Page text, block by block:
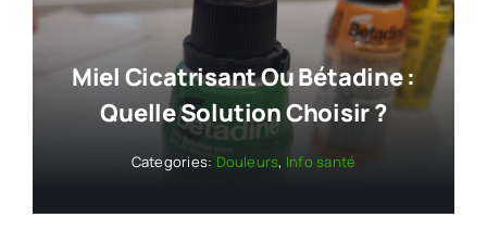
Miel Cicatrisant Ou Bétadine :
Quelle Solution Choisir ?
Categories: Douleurs, Info santé